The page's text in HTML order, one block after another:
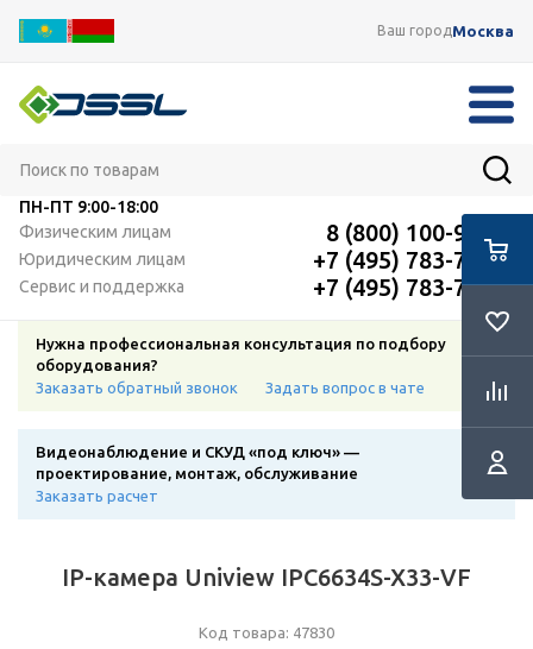
Ваш городМосква
ПН-ПТ 9:00-18:00
Физическим лицам
8 (800) 100-91-12
Юридическим лицам +7 (495) 783-72-87
Сервис и поддержка +7 (495) 783-72-87
Нужна профессиональная консультация по подбору
оборудования?
Заказать обратный звонок
Задать вопрос в чате
Видеонаблюдение и СКУД «под ключ» —
проектирование, монтаж, обслуживание
Заказать расчет
IP-камера Uniview IPC6634S-X33-VF
Код товара: 47830